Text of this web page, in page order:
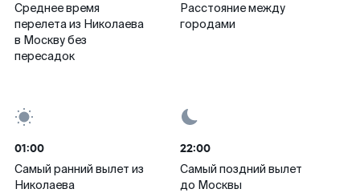
Среднее время
перелета из Николаева
в Москву без
пересадок
Расстояние между
городами
01:00
Самый ранний вылет из
Николаева
22:00
Самый поздний вылет
до Москвы